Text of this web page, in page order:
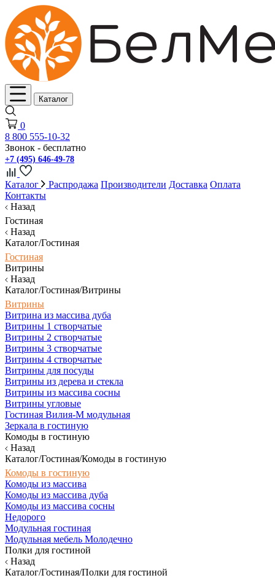
Каталог
0
8 800 555-10-32
Звонок - бесплатно
+7 (495) 646-49-78
Каталог Распродажа Производители Доставка Оплата
Контакты
Назад
Гостиная
Назад
Каталог/Гостиная
Гостиная
Витрины
Назад
Каталог/Гостиная/Витрины
Витрины
Витрина из массива дуба
Витрины 1 створчатые
Витрины 2 створчатые
Витрины 3 створчатые
Витрины 4 створчатые
Витрины для посуды
Витрины из дерева и стекла
Витрины из массива сосны
Витрины угловые
Гостиная Вилия-М модульная
Зеркала в гостиную
Комоды в гостиную
Назад
Каталог/Гостиная/Комоды в гостиную
Комоды в гостиную
Комоды из массива
Комоды из массива дуба
Комоды из массива сосны
Недорого
Модульная гостиная
Модульная мебель Молодечно
Полки для гостиной
Назад
Каталог/Гостиная/Полки для гостиной